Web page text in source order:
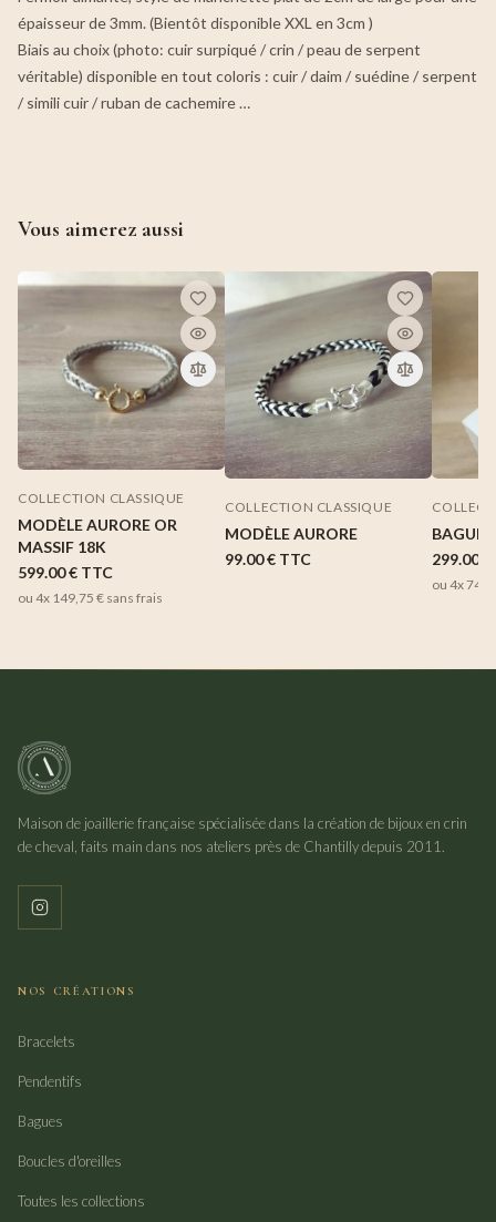
épaisseur de 3mm. (Bientôt disponible XXL en 3cm )
Biais au choix (photo: cuir surpiqué / crin / peau de serpent
véritable) disponible en tout coloris : cuir / daim / suédine / serpent
/ simili cuir / ruban de cachemire …
Vous aimerez aussi
COLLECTION CLASSIQUE
MODÈLE AURORE OR
MASSIF 18K
599.00 € TTC
ou 4x 149,75 € sans frais
COLLECTION CLASSIQUE
MODÈLE AURORE
99.00 € TTC
BAGUE
299.00 €
ou 4x
Maison de joaillerie française spécialisée dans la création de bijoux en crin
de cheval, faits main dans nos ateliers près de Chantilly depuis 2011.
NOS CRÉATIONS
Bracelets
Pendentifs
Bagues
Boucles d'oreilles
Toutes les collections